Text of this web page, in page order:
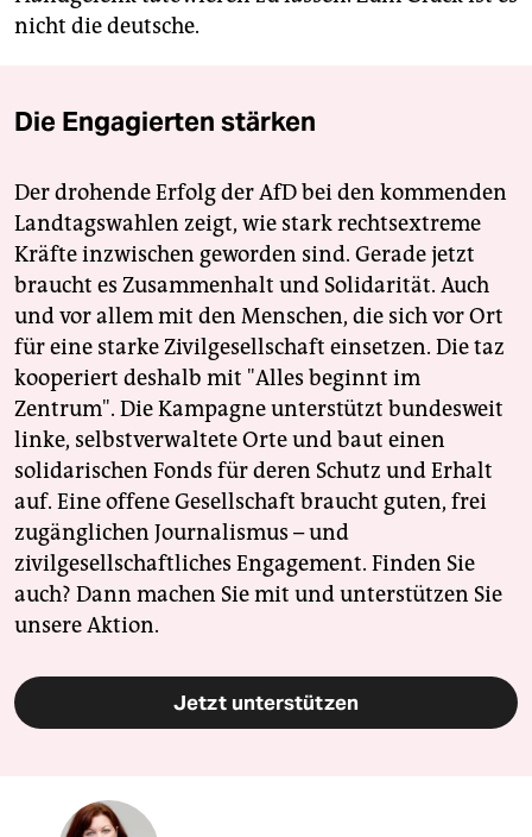
nicht die deutsche.
Die Engagierten stärken
Der drohende Erfolg der AfD bei den kommenden
Landtagswahlen zeigt, wie stark rechtsextreme
Kräfte inzwischen geworden sind. Gerade jetzt
braucht es Zusammenhalt und Solidarität. Auch
und vor allem mit den Menschen, die sich vor Ort
für eine starke Zivilgesellschaft einsetzen. Die taz
kooperiert deshalb mit "Alles beginnt im
Zentrum". Die Kampagne unterstützt bundesweit
linke, selbstverwaltete Orte und baut einen
solidarischen Fonds für deren Schutz und Erhalt
auf. Eine offene Gesellschaft braucht guten, frei
zugänglichen Journalismus – und
zivilgesellschaftliches Engagement. Finden Sie
auch? Dann machen Sie mit und unterstützen Sie
unsere Aktion.
Jetzt unterstützen